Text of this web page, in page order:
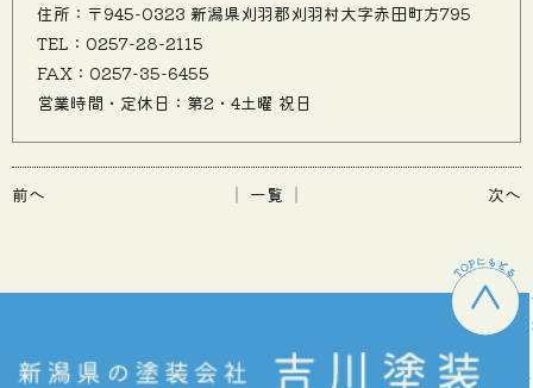
住所：〒945-0323 新潟県刈羽郡刈羽村大字赤田町方795
TEL：0257-28-2115
FAX：0257-35-6455
営業時間・定休日：第2・4土曜 祝日
前へ 次へ
│ 一覧 │